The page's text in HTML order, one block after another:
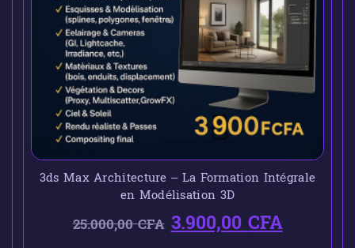
3ds Max Architecture – La Formation Intégrale
en Modélisation 3D
25.000,00CFA 3.900,00CFA